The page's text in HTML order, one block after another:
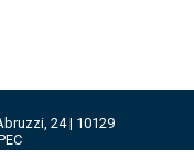
24 | 10129